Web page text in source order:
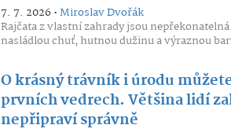
7. 7. 2026 •Miroslav Dvořák
Rajčata z vlastní zahrady jsou
nasládlou chuť, hutnou dužinu a výraznou
O krásný trávník i úrodu
prvních vedrech. Většina lidí
nepřipraví správně